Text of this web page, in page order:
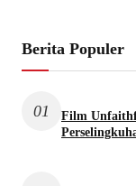
Berita Populer
01
Film